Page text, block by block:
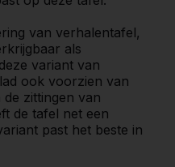
van verhalentafel,
als
variant van
ook voorzien van
zittingen van
de tafel net een
past het beste in